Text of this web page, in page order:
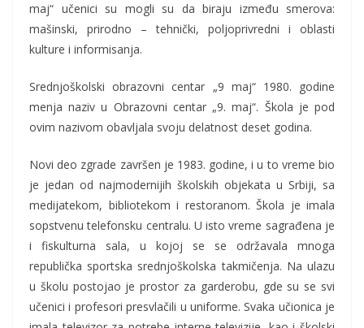
maj“ učenici su mogli su da biraju između smerova:
mašinski, prirodno – tehnički, poljoprivredni i oblasti
kulture i informisanja.
Srednjoškolski obrazovni centar „9 maj“ 1980. godine
menja naziv u Obrazovni centar „9. maj“. Škola je pod
ovim nazivom obavljala svoju delatnost deset godina.
Novi deo zgrade završen je 1983. godine, i u to vreme bio
je jedan od najmodernijih školskih objekata u Srbiji, sa
medijatekom, bibliotekom i restoranom. Škola je imala
sopstvenu telefonsku centralu. U isto vreme sagrađena je
i fiskulturna sala, u kojoj se se održavala mnoga
republička sportska srednjoškolska takmičenja. Na ulazu
u školu postojao je prostor za garderobu, gde su se svi
učenici i profesori presvlačili u uniforme. Svaka učionica je